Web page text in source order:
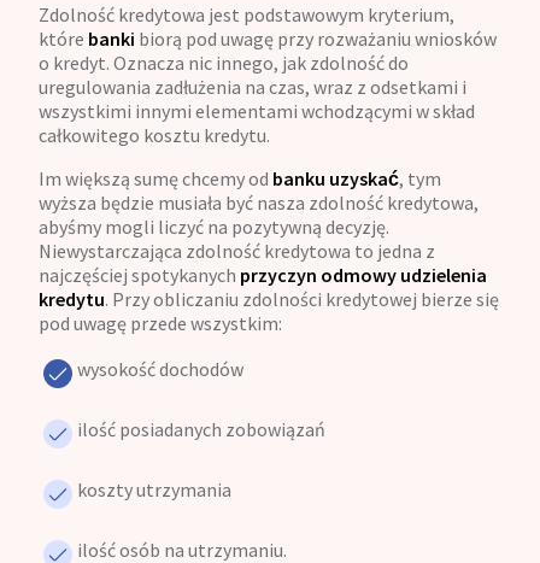
Zdolność kredytowa jest podstawowym kryterium,
które banki biorą pod uwagę przy rozważaniu wniosków
o kredyt. Oznacza nic innego, jak zdolność do
uregulowania zadłużenia na czas, wraz z odsetkami i
wszystkimi innymi elementami wchodzącymi w skład
całkowitego kosztu kredytu.
Im większą sumę chcemy od banku uzyskać, tym
wyższa będzie musiała być nasza zdolność kredytowa,
abyśmy mogli liczyć na pozytywną decyzję.
Niewystarczająca zdolność kredytowa to jedna z
najczęściej spotykanych przyczyn odmowy udzielenia
kredytu. Przy obliczaniu zdolności kredytowej bierze się
pod uwagę przede wszystkim:
wysokość dochodów
ilość posiadanych zobowiązań
koszty utrzymania
ilość osób na utrzymaniu.